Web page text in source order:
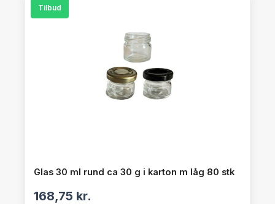
Tilbud
Glas 30 ml rund ca 30 g i karton m låg 80 stk
168,75 kr.